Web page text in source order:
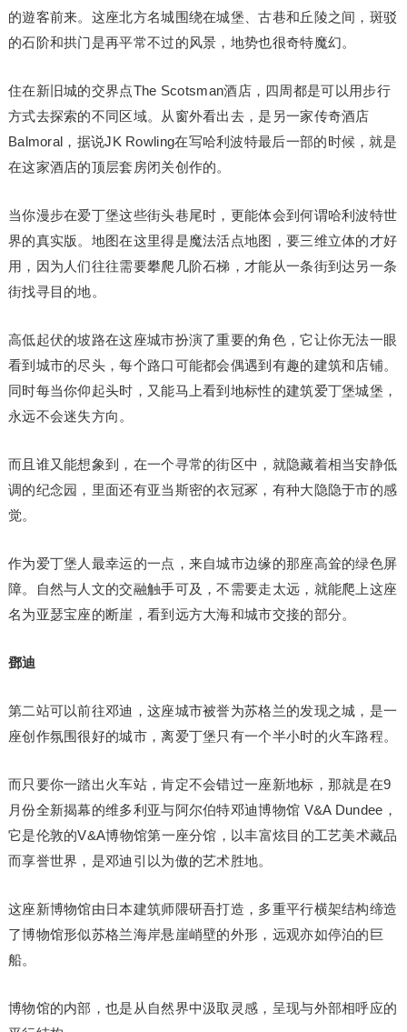
的遊客前来。这座北方名城围绕在城堡、古巷和丘陵之间，斑驳
的石阶和拱门是再平常不过的风景，地势也很奇特魔幻。
住在新旧城的交界点The Scotsman酒店，四周都是可以用步行
方式去探索的不同区域。从窗外看出去，是另一家传奇酒店
Balmoral，据说JK Rowling在写哈利波特最后一部的时候，就是
在这家酒店的顶层套房闭关创作的。
当你漫步在爱丁堡这些街头巷尾时，更能体会到何谓哈利波特世
界的真实版。地图在这里得是魔法活点地图，要三维立体的才好
用，因为人们往往需要攀爬几阶石梯，才能从一条街到达另一条
街找寻目的地。
高低起伏的坡路在这座城市扮演了重要的角色，它让你无法一眼
看到城市的尽头，每个路口可能都会偶遇到有趣的建筑和店铺。
同时每当你仰起头时，又能马上看到地标性的建筑爱丁堡城堡，
永远不会迷失方向。
而且谁又能想象到，在一个寻常的街区中，就隐藏着相当安静低
调的纪念园，里面还有亚当斯密的衣冠冢，有种大隐隐于市的感
觉。
作为爱丁堡人最幸运的一点，来自城市边缘的那座高耸的绿色屏
障。自然与人文的交融触手可及，不需要走太远，就能爬上这座
名为亚瑟宝座的断崖，看到远方大海和城市交接的部分。
鄧迪
第二站可以前往邓迪，这座城市被誉为苏格兰的发现之城，是一
座创作氛围很好的城市，离爱丁堡只有一个半小时的火车路程。
而只要你一踏出火车站，肯定不会错过一座新地标，那就是在9
月份全新揭幕的维多利亚与阿尔伯特邓迪博物馆 V&A Dundee，
它是伦敦的V&A博物馆第一座分馆，以丰富炫目的工艺美术藏品
而享誉世界，是邓迪引以为傲的艺术胜地。
这座新博物馆由日本建筑师隈研吾打造，多重平行横架结构缔造
了博物馆形似苏格兰海岸悬崖峭壁的外形，远观亦如停泊的巨
船。
博物馆的内部，也是从自然界中汲取灵感，呈现与外部相呼应的